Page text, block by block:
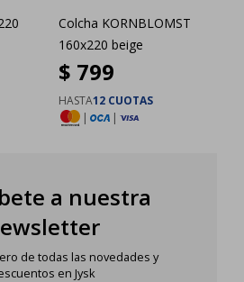
Colcha KORNBLOMST
160x220 beige
$ 799
HASTA12 CUOTAS
|
|
a nuestra
de todas las novedades y
en Jysk